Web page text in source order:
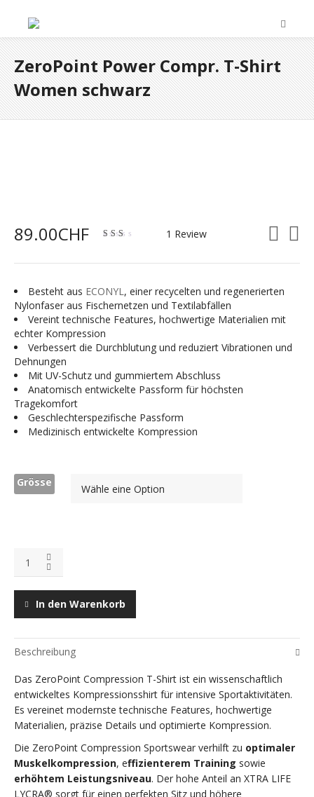
ZeroPoint Power Compr. T-Shirt
Women schwarz
89.00CHF
5
1 Review
Besteht aus ECONYL, einer recycelten und regenerierten
Nylonfaser aus Fischernetzen und Textilabfällen
Vereint technische Features, hochwertige Materialien mit
echter Kompression
Verbessert die Durchblutung und reduziert Vibrationen und
Dehnungen
Mit UV-Schutz und gummiertem Abschluss
Anatomisch entwickelte Passform für höchsten
Tragekomfort
Geschlechterspezifische Passform
Medizinisch entwickelte Kompression
Grösse
In den Warenkorb
Beschreibung
Das ZeroPoint Compression T-Shirt ist ein wissenschaftlich
entwickeltes Kompressionsshirt für intensive Sportaktivitäten.
Es vereinet modernste technische Features, hochwertige
Materialien, präzise Details und optimierte Kompression.
Die ZeroPoint Compression Sportswear verhilft zu optimaler
Muskelkompression, effizienterem Training sowie
erhöhtem Leistungsniveau. Der hohe Anteil an XTRA LIFE
LYCRA® sorgt für einen perfekten Sitz und höhere